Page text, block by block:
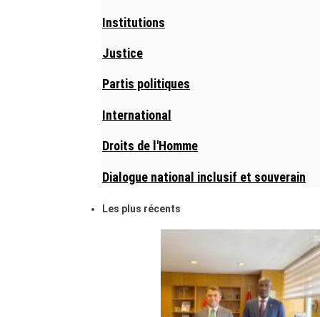
Institutions
Justice
Partis politiques
International
Droits de l'Homme
Dialogue national inclusif et souverain
Les plus récents